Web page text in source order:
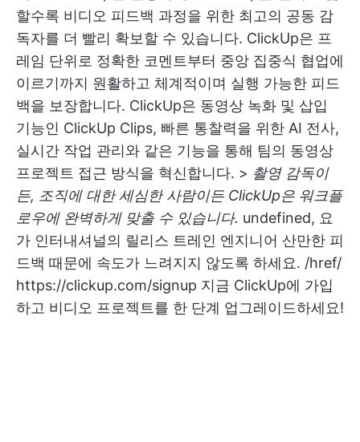
할수록 비디오 피드백 과정을 위한 최고의 공동 감
독자를 더 빨리 확보할 수 있습니다. ClickUp은 프
레임 단위로 정확한 코멘트부터 중앙 집중식 협업에
이르기까지 원활하고 체계적이며 실행 가능한 피드
백을 보장합니다. ClickUp은 동영상 녹화 및 삽입
기능인 ClickUp Clips, 빠른 통찰력을 위한 AI 전사,
실시간 작업 관리와 같은 기능을 통해 팀의 동영상
프로젝트 접근 방식을 혁신합니다. > 촬영 감독이
든, 조직에 대한 세심한 사람이든 ClickUp은 워크플
로우에 완벽하게 맞출 수 있습니다. undefined, 요
가 인터내셔널의 릴리스 트레인 엔지니어 산만한 피
드백 때문에 속도가 느려지지 않도록 하세요. /href/
https://clickup.com/signup 지금 ClickUp에 가입
하고 비디오 프로젝트를 한 단계 업그레이드하세요!